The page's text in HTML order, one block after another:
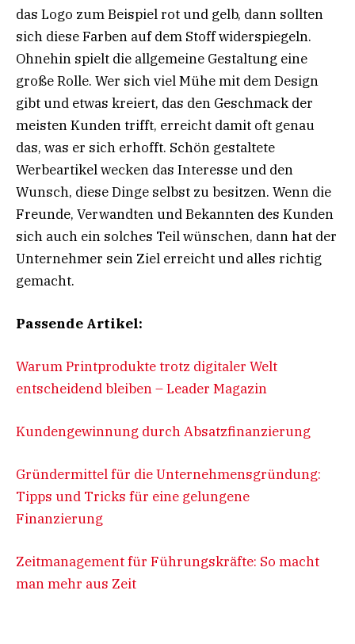
das Logo zum Beispiel rot und gelb, dann sollten
sich diese Farben auf dem Stoff widerspiegeln.
Ohnehin spielt die allgemeine Gestaltung eine
große Rolle. Wer sich viel Mühe mit dem Design
gibt und etwas kreiert, das den Geschmack der
meisten Kunden trifft, erreicht damit oft genau
das, was er sich erhofft. Schön gestaltete
Werbeartikel wecken das Interesse und den
Wunsch, diese Dinge selbst zu besitzen. Wenn die
Freunde, Verwandten und Bekannten des Kunden
sich auch ein solches Teil wünschen, dann hat der
Unternehmer sein Ziel erreicht und alles richtig
gemacht.
Passende Artikel:
Warum Printprodukte trotz digitaler Welt
entscheidend bleiben – Leader Magazin
Kundengewinnung durch Absatzfinanzierung
Gründermittel für die Unternehmensgründung:
Tipps und Tricks für eine gelungene
Finanzierung
Zeitmanagement für Führungskräfte: So macht
man mehr aus Zeit